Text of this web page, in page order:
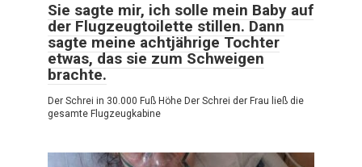
Sie sagte mir, ich solle mein Baby auf
der Flugzeugtoilette stillen. Dann
sagte meine achtjährige Tochter
etwas, das sie zum Schweigen
brachte.
Der Schrei in 30.000 Fuß Höhe Der Schrei der Frau ließ die
gesamte Flugzeugkabine